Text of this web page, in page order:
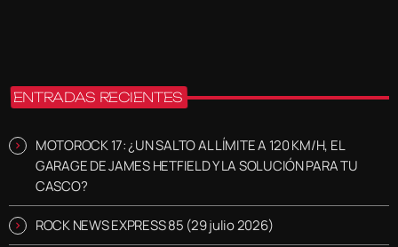
ENTRADAS RECIENTES
MOTOROCK 17: ¿UN SALTO AL LÍMITE A 120 KM/H, EL
GARAGE DE JAMES HETFIELD Y LA SOLUCIÓN PARA TU
CASCO?
ROCK NEWS EXPRESS 85 (29 julio 2026)